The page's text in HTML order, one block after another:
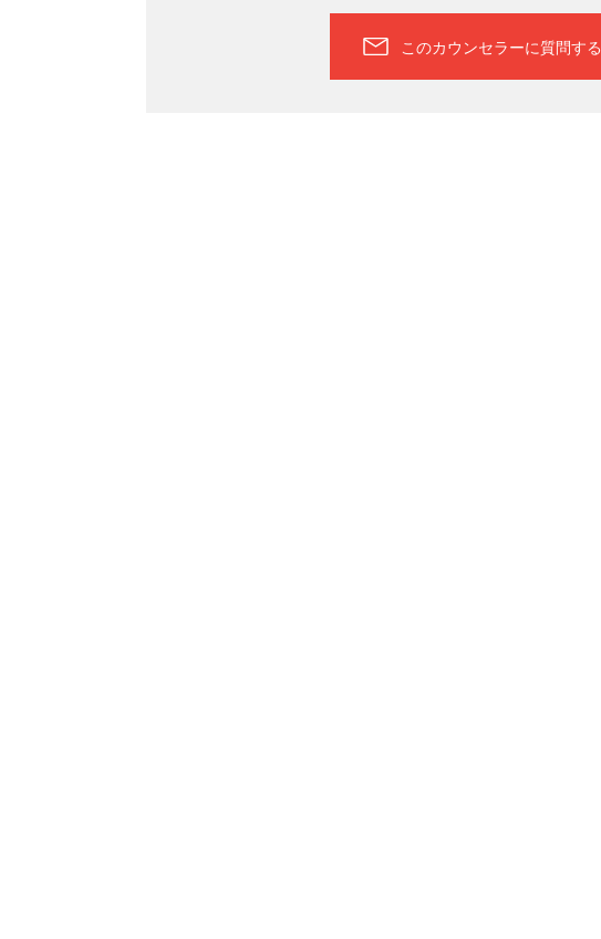
このカウンセラーに質問する